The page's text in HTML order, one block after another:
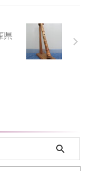
銘 晏弘長さ：一尺
）歌口：内径 約
径 約 3.7c ...
県